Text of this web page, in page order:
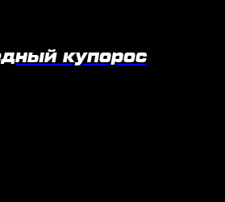
купорос